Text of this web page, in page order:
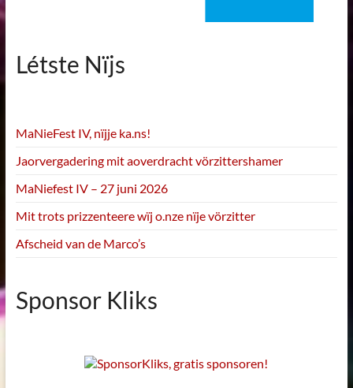
Létste Nïjs
MaNieFest IV, nïjje ka.ns!
Jaorvergadering mit aoverdracht vörzittershamer
MaNiefest IV – 27 juni 2026
Mit trots prizzenteere wïj o.nze nïje vörzitter
Afscheid van de Marco’s
Sponsor Kliks